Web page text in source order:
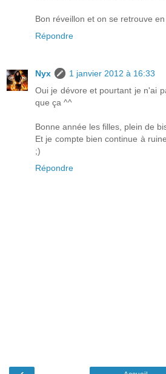
Bon réveillon et on se retrouve
Répondre
Nyx
1 janvier 2012 à 16:33
Oui je dévore et pourtant je n'ai
que ça ^^
Bonne année les filles, plein de
Et je compte bien continue à
;)
Répondre